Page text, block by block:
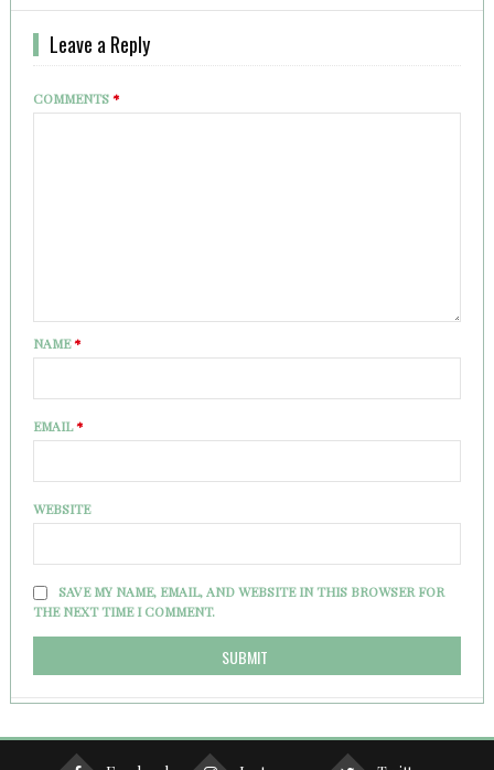
Leave a Reply
COMMENTS*
NAME*
EMAIL*
WEBSITE
SAVE MY NAME, EMAIL, AND WEBSITE IN THIS BROWSER FOR
THE NEXT TIME I COMMENT.